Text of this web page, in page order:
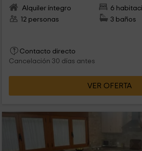
Alquiler íntegro
6
12 personas
3 baños
Contacto directo
Cancelación 30 días antes
VER OFERTA